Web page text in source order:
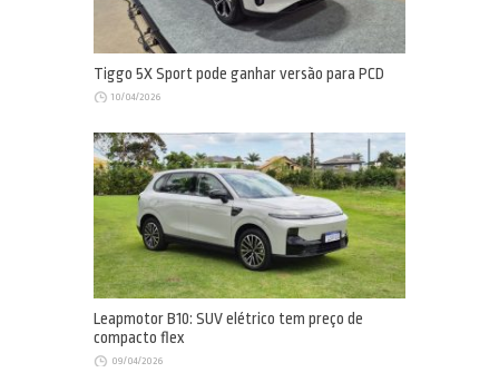
Tiggo 5X Sport pode ganhar versão para PCD
10/04/2026
Leapmotor B10: SUV elétrico tem preço de
compacto flex
09/04/2026